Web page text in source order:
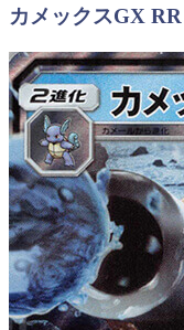
カメックスGX RR